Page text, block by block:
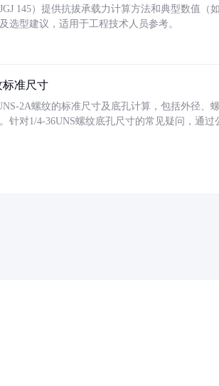
145）提供抗拔承载力计算方法和典型数值（
选型建议，适用于工程技术人员参考。
标准尺寸
2A螺纹的标准尺寸及底孔计算，包括外径、
。针对1/4-36UNS螺纹底孔尺寸的常见疑问，通